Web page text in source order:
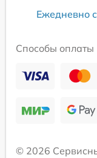
Ежедневно
Способы оплаты
© 2026